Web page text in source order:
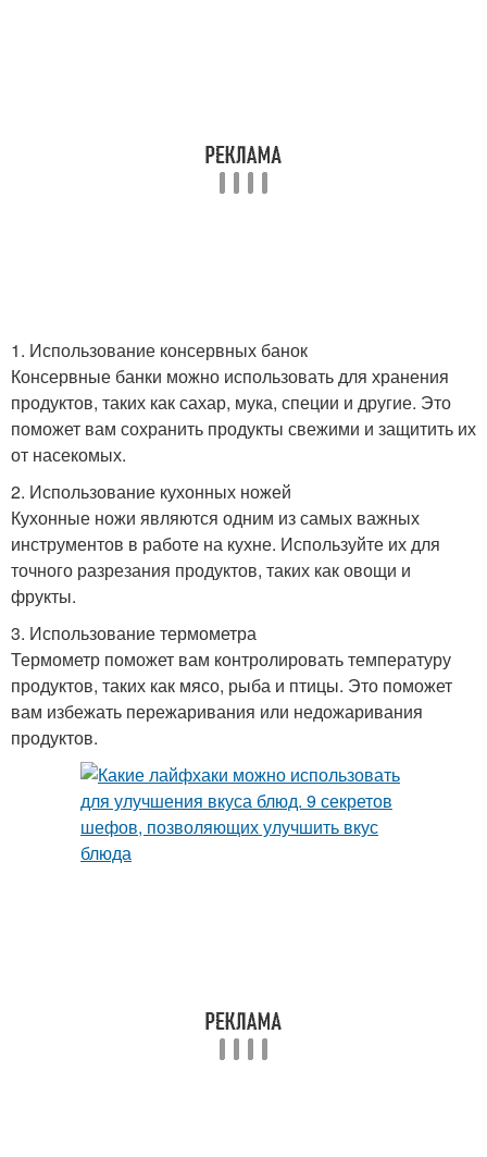
1. Использование консервных банок
Консервные банки можно использовать для хранения
продуктов, таких как сахар, мука, специи и другие. Это
поможет вам сохранить продукты свежими и защитить их
от насекомых.
2. Использование кухонных ножей
Кухонные ножи являются одним из самых важных
инструментов в работе на кухне. Используйте их для
точного разрезания продуктов, таких как овощи и
фрукты.
3. Использование термометра
Термометр поможет вам контролировать температуру
продуктов, таких как мясо, рыба и птицы. Это поможет
вам избежать пережаривания или недожаривания
продуктов.